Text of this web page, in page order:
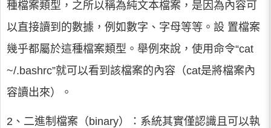
種檔案類型，之所以稱為純文本檔案，是因為內容可
以直接讀到的數據，例如數字、字母等等。設 置檔案
幾乎都屬於這種檔案類型。舉例來說，使用命令“cat
~/.bashrc”就可以看到該檔案的內容（cat是將檔案內
容讀出來）。
2、二進制檔案（binary）：系統其實僅認識且可以執